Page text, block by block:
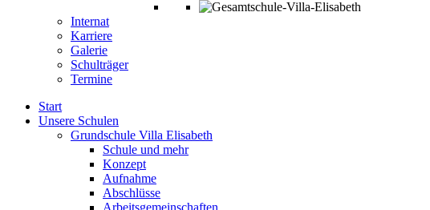
Internat
Karriere
Galerie
Schulträger
Termine
Start
Unsere Schulen
Grundschule Villa Elisabeth
Schule und mehr
Konzept
Aufnahme
Abschlüsse
Arbeitsgemeinschaften